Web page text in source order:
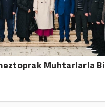
Muhtarlarla